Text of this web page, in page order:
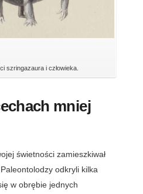
szringazaura i człowieka.
mniej
świetności zamieszkiwał
odkryli kilka
w obrębie jednych